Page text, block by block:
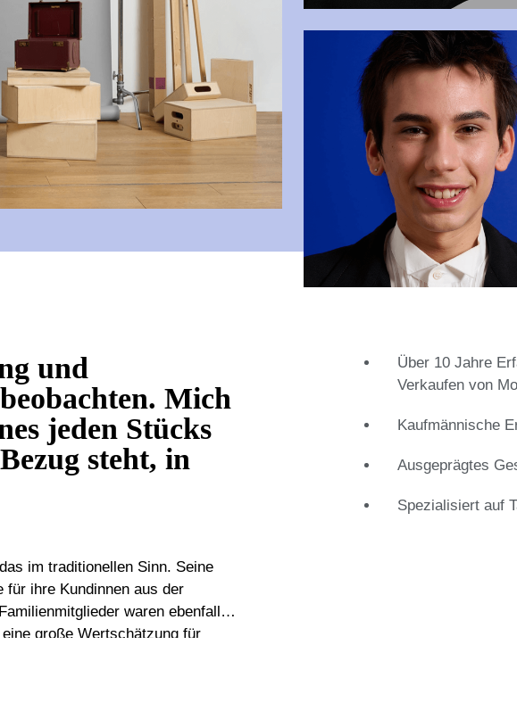
und
Mich
jeden Stücks
steht, in
im traditionellen Sinn. Seine
für ihre Kundinnen aus der
waren ebenfalls
große Wertschätzung für
hochwertige Stücke
Über 10 Jahre
Verkaufen von
Kaufmännische
Ausgeprägtes
Spezialisiert auf